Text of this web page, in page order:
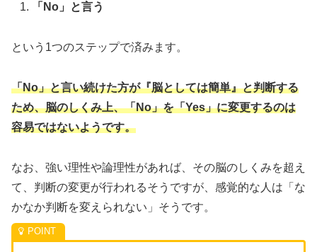
「No」と言う
という1つのステップで済みます。
「No」と言い続けた方が『脳としては簡単』と判断する
ため、脳のしくみ上、「No」を「Yes」に変更するのは
容易ではないようです。
なお、強い理性や論理性があれば、その脳のしくみを超え
て、判断の変更が行われるそうですが、感覚的な人は「な
かなか判断を変えられない」そうです。